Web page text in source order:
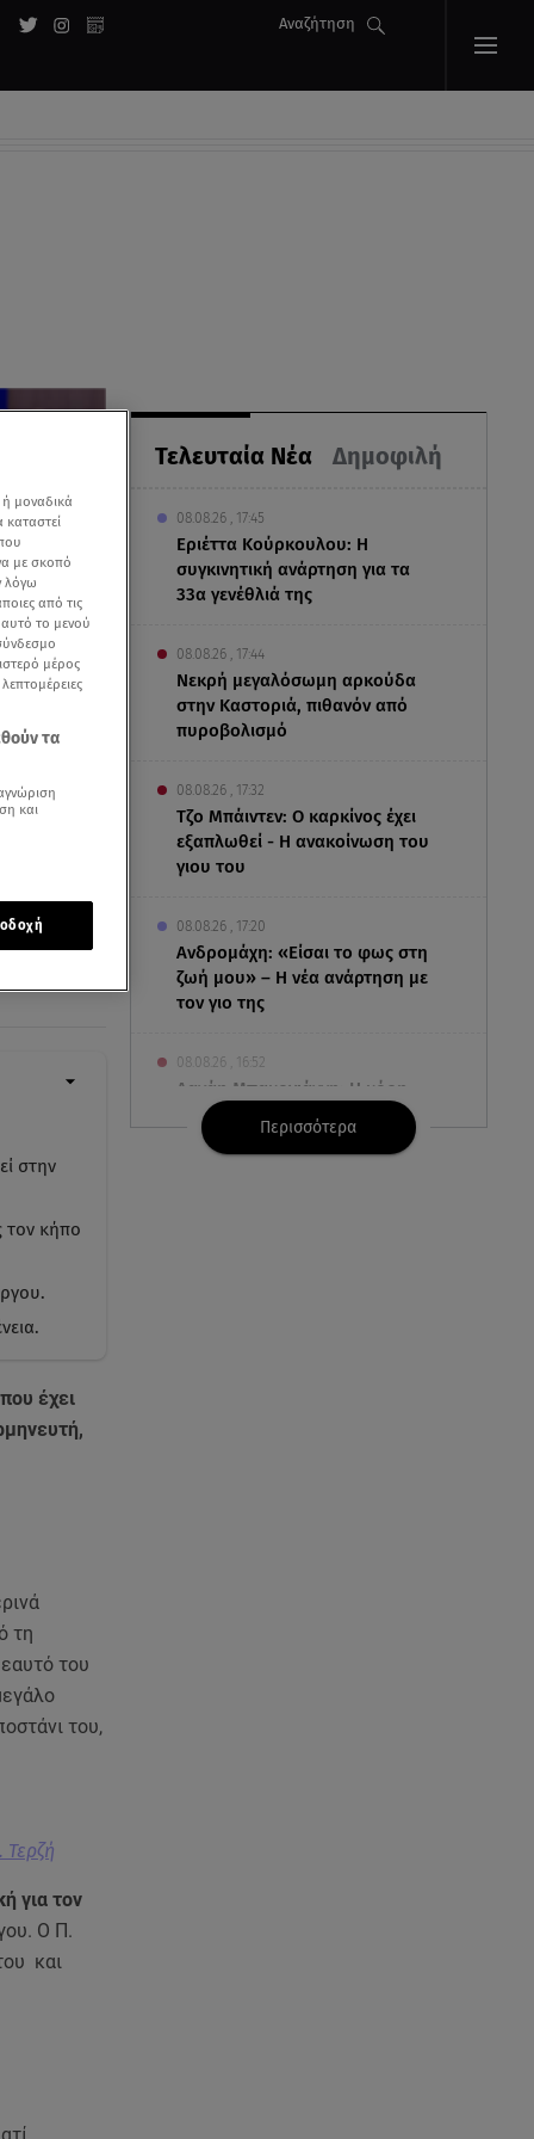
Αναζήτηση
Τελευταία Νέα Δημοφιλή
08.08.26 , 17:45
Εριέττα Κούρκουλου: Η
συγκινητική ανάρτηση για τα
33α γενέθλιά της
08.08.26 , 17:44
Νεκρή μεγαλόσωμη αρκούδα
στην Καστοριά, πιθανόν από
πυροβολισμό
08.08.26 , 17:32
Τζο Μπάιντεν: Ο καρκίνος έχει
εξαπλωθεί - Η ανακοίνωση του
γιου του
08.08.26 , 17:20
Ανδρομάχη: «Είσαι το φως στη
ζωή μου» – Η νέα ανάρτηση με
τον γιο της
08.08.26 , 16:52
Δανάη Μπακογιάννη: Η κόρη
του Κώστα Μπακογιάννη έκανε
πανελλήνιο ρεκόρ
Περισσότερα
στην
τον κήπο
που έχει
τη
του
του,
για τον
Ο Π.
και
μοναδικά
με σκοπό
λόγω
από τις
αυτό το μενού
μέρος
τα
και